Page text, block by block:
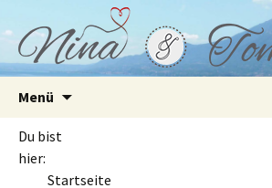
Menü
Du bist
hier:
Startseite